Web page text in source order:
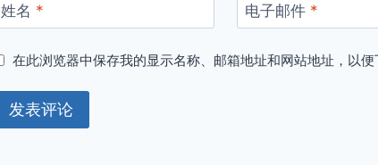
姓名 * 电子邮件 *
在此浏览器中保存我的显示名称、邮箱地址和网站地址，以便